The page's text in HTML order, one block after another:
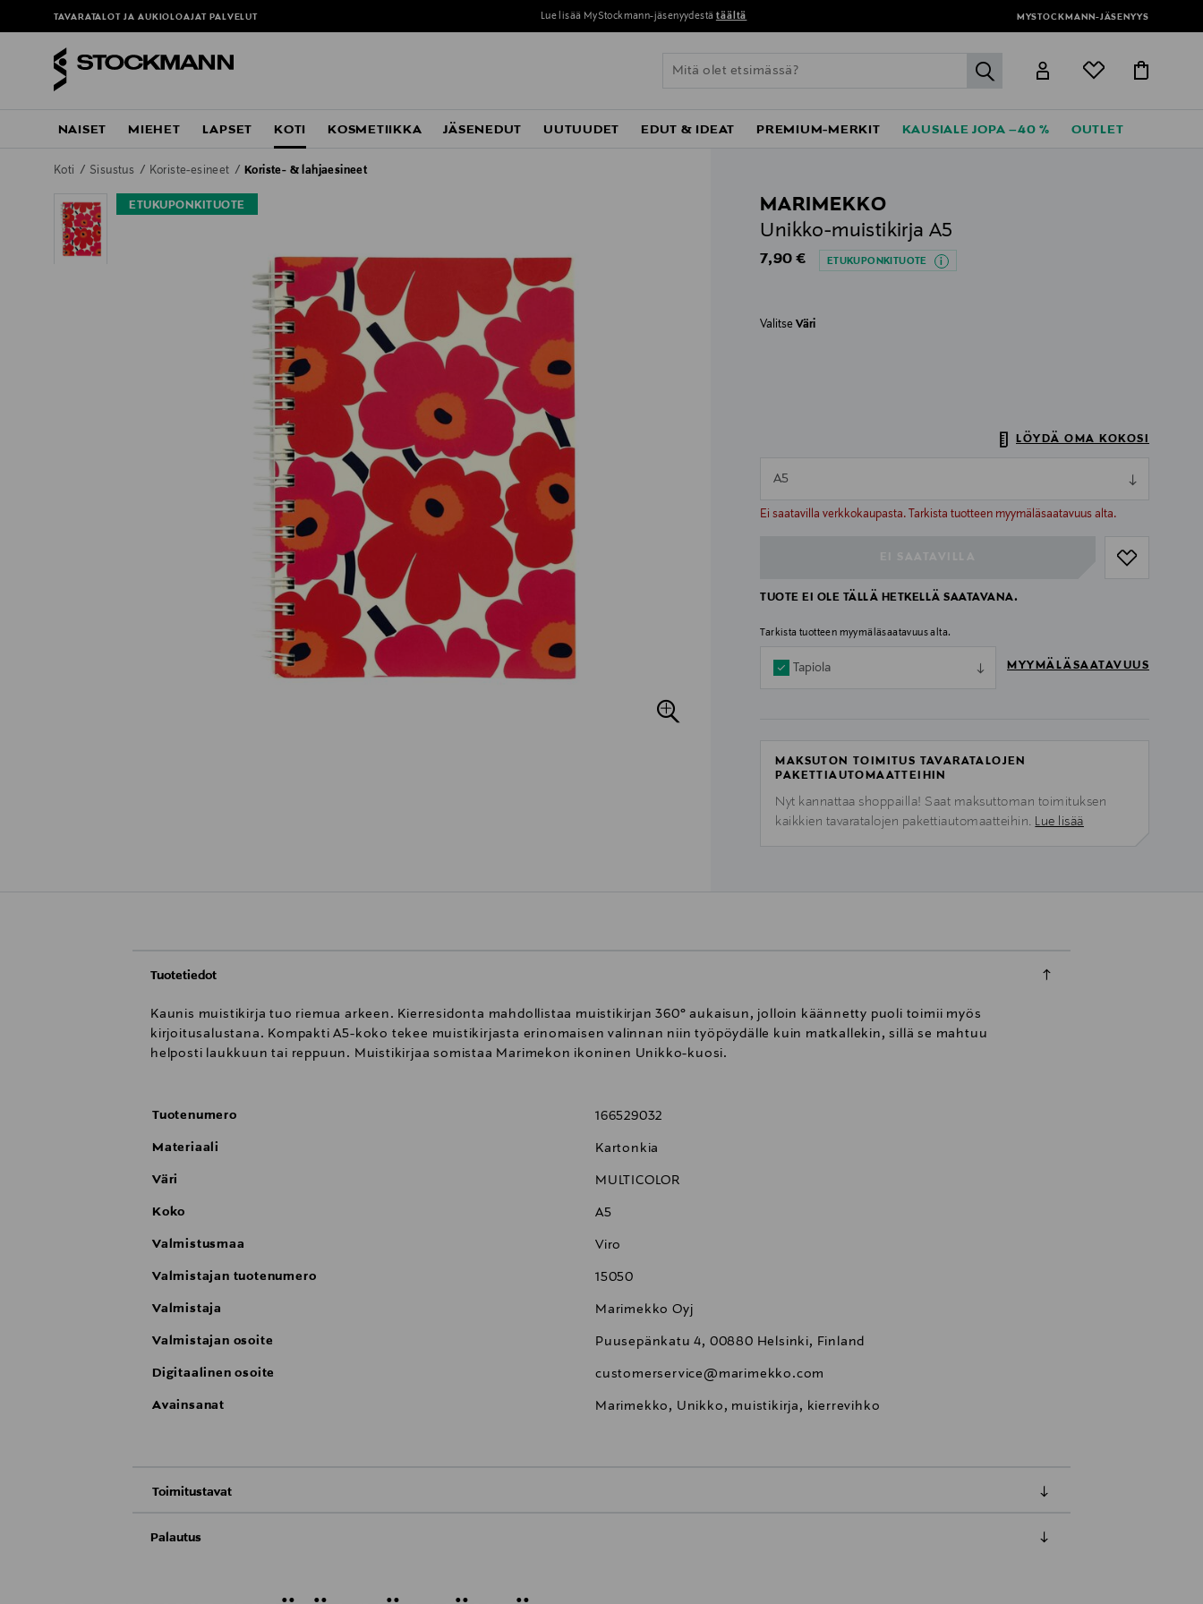
TAVARATALOT JA AUKIOLOAJAT PALVELUT Lue lisää MyStockmann-jäsenyydestä täältä MYSTOCKMANN-JÄSENYYS
label.header.go
NAISET MIEHET LAPSET KOTI KOSMETIIKKA JÄSENEDUT UUTUUDET EDUT & IDEAT PREMIUM-MERKIT KAUSIALE JOPA –40 % OUTLET
Koti Sisustus Koriste-esineet Koriste- & lahjaesineet
ETUKUPONKITUOTE
MARIMEKKO
Unikko-muistikirja A5
Original Price
7,90 € ETUKUPONKITUOTE
ValitseVäri
LÖYDÄ OMA KOKOSI
A5
Ei saatavilla verkkokaupasta. Tarkista tuotteen myymäläsaatavuus alta.
null
TUOTE EI OLE TÄLLÄ HETKELLÄ SAATAVANA.
Tarkista tuotteen myymäläsaatavuus alta.
Tapiola MYYMÄLÄSAATAVUUS
MAKSUTON TOIMITUS TAVARATALOJEN
PAKETTIAUTOMAATTEIHIN
Nyt kannattaa shoppailla! Saat maksuttoman toimituksen
kaikkien tavaratalojen pakettiautomaatteihin. Lue lisää
Tuotetiedot
Kaunis muistikirja tuo riemua arkeen. Kierresidonta mahdollistaa muistikirjan 360° aukaisun, jolloin käännetty puoli toimii myös
kirjoitusalustana. Kompakti A5-koko tekee muistikirjasta erinomaisen valinnan niin työpöydälle kuin matkallekin, sillä se mahtuu
helposti laukkuun tai reppuun. Muistikirjaa somistaa Marimekon ikoninen Unikko-kuosi.
Tuotenumero 166529032
Materiaali Kartonkia
Väri MULTICOLOR
Koko A5
Valmistusmaa Viro
Valmistajan tuotenumero 15050
Valmistaja Marimekko Oyj
Valmistajan osoite Puusepänkatu 4, 00880 Helsinki, Finland
Digitaalinen osoite customerservice@marimekko.com
Avainsanat Marimekko, Unikko, muistikirja, kierrevihko
Toimitustavat
Palautus